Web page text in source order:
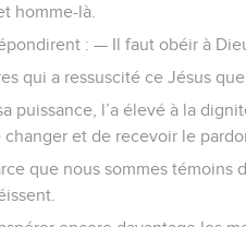
homme-là.
: — Il faut obéir à
qui a ressuscité ce Jésus
puissance, l’a élevé à la
changer et de recevoir le
que nous sommes